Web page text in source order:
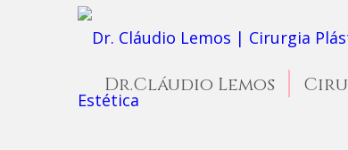
Dr.Cláudio Lemos